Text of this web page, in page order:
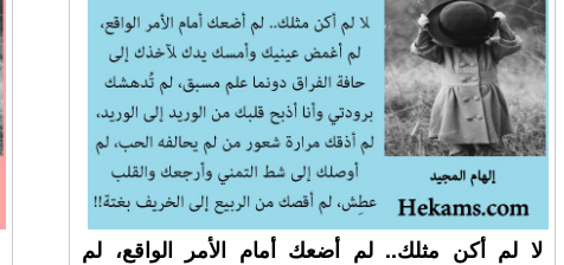
لا لم أكن مثلك.. لم أضعك أمام الأمر الواقع، لم